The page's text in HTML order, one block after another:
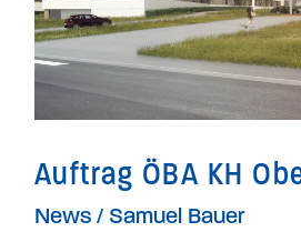
Auftrag ÖBA KH
News/ Samuel Bauer